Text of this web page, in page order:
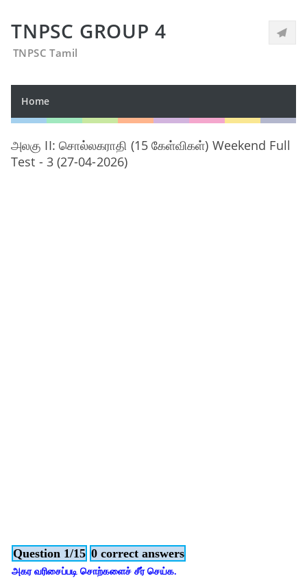
TNPSC GROUP 4
TNPSC Tamil
Home
அலகு II: சொல்லகராதி (15 கேள்விகள்) Weekend Full
Test - 3 (27-04-2026)
Question 1/15 0 correct answers
அகர வரிசைப்படி சொற்களைச் சீர் செய்க.